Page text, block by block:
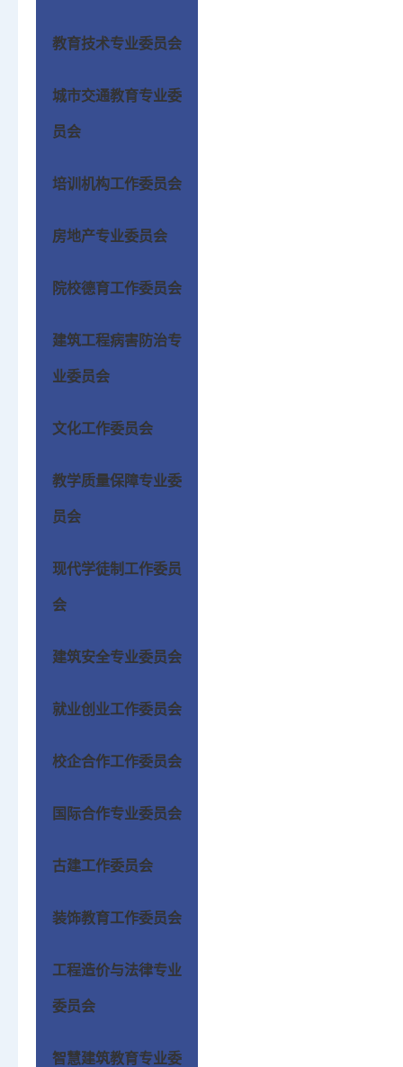
教育技术专业委员会
城市交通教育专业委
员会
培训机构工作委员会
房地产专业委员会
院校德育工作委员会
建筑工程病害防治专
业委员会
文化工作委员会
教学质量保障专业委
员会
现代学徒制工作委员
会
建筑安全专业委员会
就业创业工作委员会
校企合作工作委员会
国际合作专业委员会
古建工作委员会
装饰教育工作委员会
工程造价与法律专业
委员会
智慧建筑教育专业委